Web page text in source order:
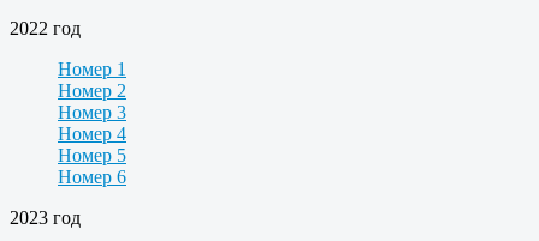
2022 год
Номер 1
Номер 2
Номер 3
Номер 4
Номер 5
Номер 6
2023 год